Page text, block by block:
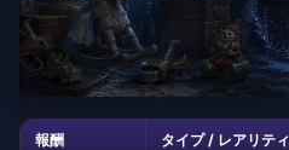
報酬 タイプ / レアリティ